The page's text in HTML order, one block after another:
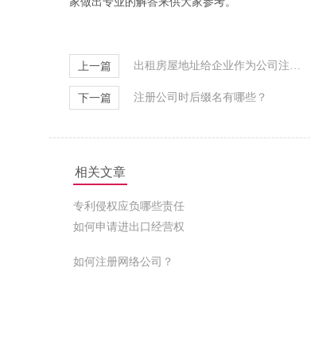
上一篇 出租房屋地址给企业作为公司注册地址需要承担风险？
下一篇 注册公司时后缀名有哪些？
相关文章
专利侵权应负哪些责任
如何申请进出口经营权
如何注册网络公司？